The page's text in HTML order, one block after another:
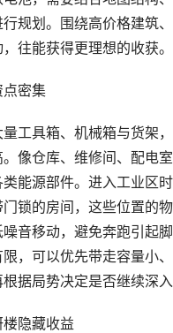
规划。围绕高价格建筑
往能获得更理想的收获。
点密集
工具箱、机械箱与货架
像仓库、维修间、配电
能源部件。进入工业区
锁的房间，这些位置的
音移动，避免奔跑引起
，可以优先带走容量小
据局势决定是否继续深入
隐藏收益